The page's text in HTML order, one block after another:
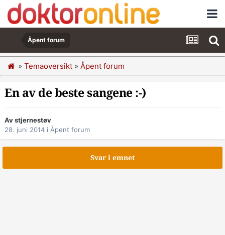
Åpent forum
» Temaoversikt » Åpent forum
En av de beste sangene :-)
Av stjernestøv
28. juni 2014 i Åpent forum
Svar i emnet